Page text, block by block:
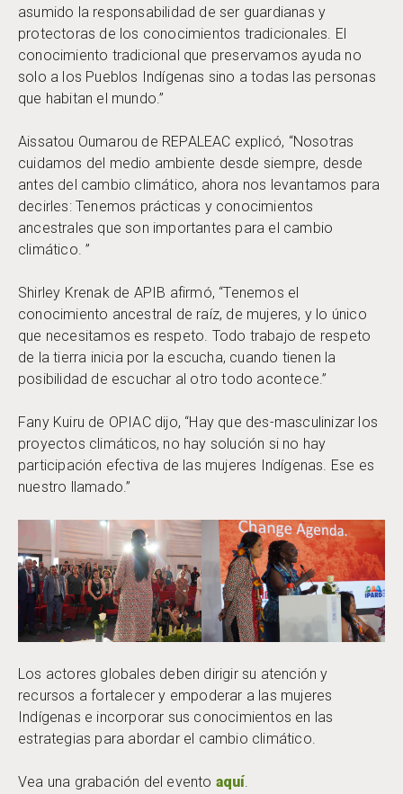
asumido la responsabilidad de ser guardianas y
protectoras de los conocimientos tradicionales. El
conocimiento tradicional que preservamos ayuda no
solo a los Pueblos Indígenas sino a todas las personas
que habitan el mundo.”
Aissatou Oumarou de REPALEAC explicó, “Nosotras
cuidamos del medio ambiente desde siempre, desde
antes del cambio climático, ahora nos levantamos para
decirles: Tenemos prácticas y conocimientos
ancestrales que son importantes para el cambio
climático. ”
Shirley Krenak de APIB afirmó, “Tenemos el
conocimiento ancestral de raíz, de mujeres, y lo único
que necesitamos es respeto. Todo trabajo de respeto
de la tierra inicia por la escucha, cuando tienen la
posibilidad de escuchar al otro todo acontece.”
Fany Kuiru de OPIAC dijo, “Hay que des-masculinizar los
proyectos climáticos, no hay solución si no hay
participación efectiva de las mujeres Indígenas. Ese es
nuestro llamado.”
Los actores globales deben dirigir su atención y
recursos a fortalecer y empoderar a las mujeres
Indígenas e incorporar sus conocimientos en las
estrategias para abordar el cambio climático.
Vea una grabación del evento aquí.